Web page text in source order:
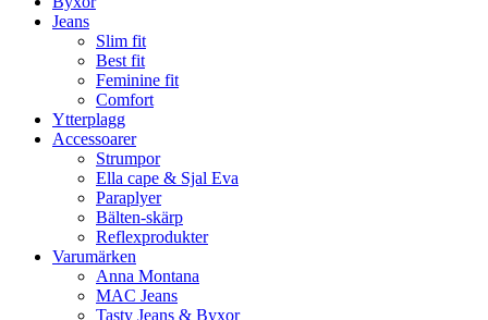
Jeans
Slim fit
Best fit
Feminine fit
Comfort
Ytterplagg
Accessoarer
Strumpor
Ella cape & Sjal Eva
Paraplyer
Bälten-skärp
Reflexprodukter
Varumärken
Anna Montana
MAC Jeans
Tasty Jeans & Byxor